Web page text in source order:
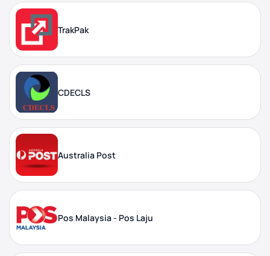
TrakPak
CDECLS
Australia Post
Pos Malaysia - Pos Laju